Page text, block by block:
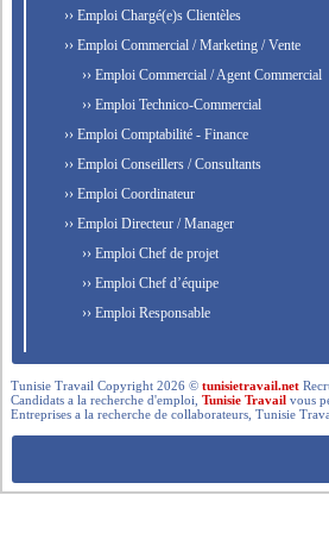
›› Emploi Chargé(e)s Clientèles
›› Emploi Commercial / Marketing / Vente
›› Emploi Commercial / Agent Commercial
›› Emploi Technico-Commercial
›› Emploi Comptabilité - Finance
›› Emploi Conseillers / Consultants
›› Emploi Coordinateur
›› Emploi Directeur / Manager
›› Emploi Chef de projet
›› Emploi Chef d’équipe
›› Emploi Responsable
Tunisie Travail Copyright 2026 ©tunisietravail.net
Candidats a la recherche d'emploi,Tunisie Travail vous
Entreprises a la recherche de collaborateurs, Tunisie